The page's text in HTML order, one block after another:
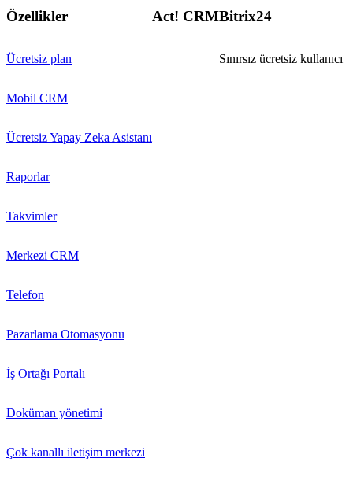
Özellikler Act! CRMBitrix24
Ücretsiz plan Sınırsız ücretsiz kullanıcı
Mobil CRM
Ücretsiz Yapay Zeka Asistanı
Raporlar
Takvimler
Merkezi CRM
Telefon
Pazarlama Otomasyonu
İş Ortağı Portalı
Doküman yönetimi
Çok kanallı iletişim merkezi